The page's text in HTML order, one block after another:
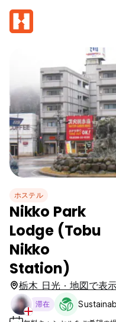
ホステル
Nikko Park
Lodge (Tobu
Nikko
Station)
栃木 日光 · 地図で表
滞在